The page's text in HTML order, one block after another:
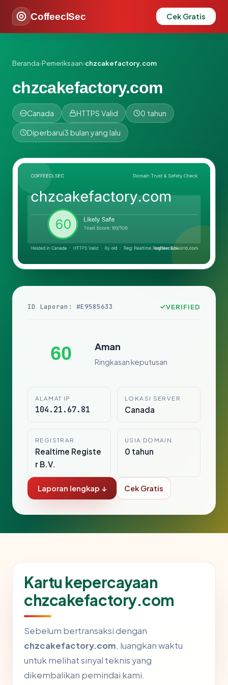
CoffeeclSec Cek Gratis
Beranda›Pemeriksaan›chzcakefactory.com
chzcakefactory.com
Canada HTTPS Valid 0 tahun
Diperbarui3 bulan yang lalu
ID Laporan: #E9585633 VERIFIED
60 Aman
Ringkasan keputusan
ALAMAT IP
104.21.67.81
LOKASI SERVER
Canada
REGISTRAR
Realtime Registe
r B.V.
USIA DOMAIN
0 tahun
Laporan lengkap ↓ Cek Gratis
Kartu kepercayaan
chzcakefactory.com
Sebelum bertransaksi dengan
chzcakefactory.com, luangkan waktu
untuk melihat sinyal teknis yang
dikembalikan pemindai kami.